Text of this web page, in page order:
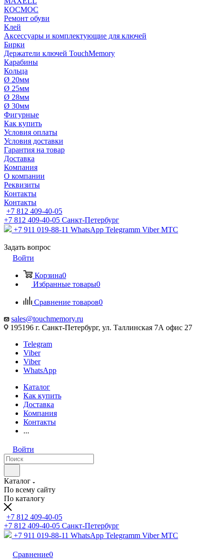
КОСМОС
Ремонт обуви
Клей
Аксессуары и комплектующие для ключей
Бирки
Держатели ключей TouchMemory
Карабины
Кольца
Ø 20мм
Ø 25мм
Ø 28мм
Ø 30мм
Фигурные
Как купить
Условия оплаты
Условия доставки
Гарантия на товар
Доставка
Компания
О компании
Реквизиты
Контакты
Контакты
+7 812 409-40-05
+7 812 409-40-05 Санĸт-Петербург
+7 911 019-88-11 WhatsApp Telegramm Viber МТС
Задать вопрос
Войти
Корзина0
Избранные товары0
Сравнение товаров0
sales@touchmemory.ru
195196 г. Санкт-Петербург, ул. Таллинская 7А офис 27
Telegram
Viber
Viber
WhatsApp
Каталог
Как купить
Доставка
Компания
Контакты
...
Войти
Каталог
По всему сайту
По каталогу
+7 812 409-40-05
+7 812 409-40-05 Санĸт-Петербург
+7 911 019-88-11 WhatsApp Telegramm Viber МТС
Сравнение0